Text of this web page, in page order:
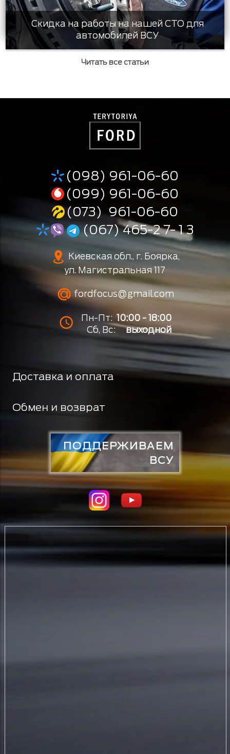
Скидка на работы на нашей СТО для
автомобилей ВСУ
Читать все статьи
(098) 961-06-60
(099) 961-06-60
(073) 961-06-60
(067) 465-2 7- 1 3
Киевская обл., г. Боярка,
ул. Магистральная 117
fordfocus@gmail.com
Пн-Пт: 10:00 - 18:00
Сб, Вс:
выходной
Доставка и оплата
Обмен и возврат
ПОДДЕРЖИВАЕМ
ВСУ